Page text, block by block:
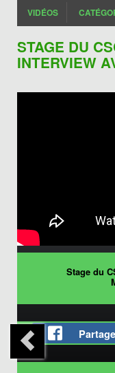
VIDÉOS
STAGE DU
INTERVIEW
Stage du